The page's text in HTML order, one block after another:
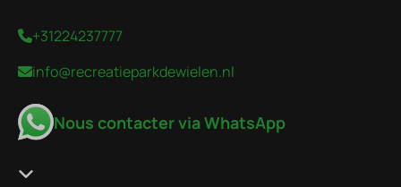
+31224237777
info@recreatieparkdewielen.nl
Nous contacter via WhatsApp